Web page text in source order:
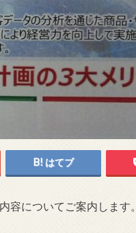
はてブ
容についてご案内します。